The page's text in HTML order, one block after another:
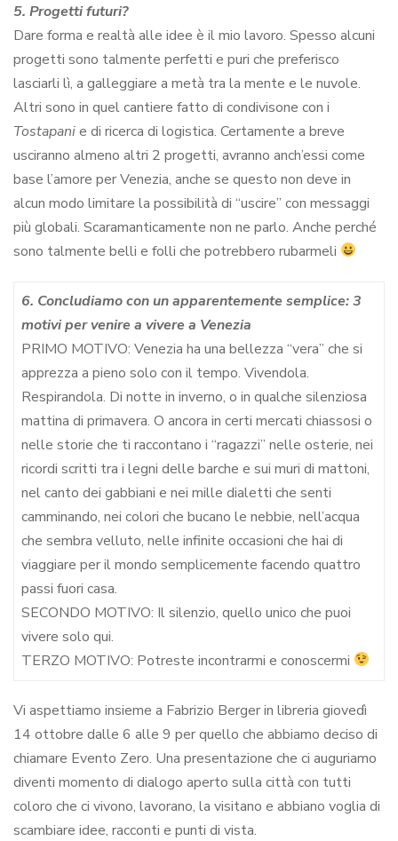
5. Progetti futuri?
Dare forma e realtà alle idee è il mio lavoro. Spesso alcuni
progetti sono talmente perfetti e puri che preferisco
lasciarli lì, a galleggiare a metà tra la mente e le nuvole.
Altri sono in quel cantiere fatto di condivisone con i
Tostapanie di ricerca di logistica. Certamente a breve
usciranno almeno altri 2 progetti, avranno anch’essi come
base l’amore per Venezia, anche se questo non deve in
alcun modo limitare la possibilità di “uscire” con messaggi
più globali. Scaramanticamente non ne parlo. Anche perché
sono talmente belli e folli che potrebbero rubarmeli
6. Concludiamo con un apparentemente semplice: 3
motivi per venire a vivere a Venezia
PRIMO MOTIVO: Venezia ha una bellezza “vera” che si
apprezza a pieno solo con il tempo. Vivendola.
Respirandola. Di notte in inverno, o in qualche silenziosa
mattina di primavera. O ancora in certi mercati chiassosi o
nelle storie che ti raccontano i “ragazzi” nelle osterie, nei
ricordi scritti tra i legni delle barche e sui muri di mattoni,
nel canto dei gabbiani e nei mille dialetti che senti
camminando, nei colori che bucano le nebbie, nell’acqua
che sembra velluto, nelle infinite occasioni che hai di
viaggiare per il mondo semplicemente facendo quattro
passi fuori casa.
SECONDO MOTIVO: Il silenzio, quello unico che puoi
vivere solo qui.
TERZO MOTIVO: Potreste incontrarmi e conoscermi
Vi aspettiamo insieme a Fabrizio Berger in libreria giovedì
14 ottobre dalle 6 alle 9 per quello che abbiamo deciso di
chiamare Evento Zero. Una presentazione che ci auguriamo
diventi momento di dialogo aperto sulla città con tutti
coloro che ci vivono, lavorano, la visitano e abbiano voglia di
scambiare idee, racconti e punti di vista.